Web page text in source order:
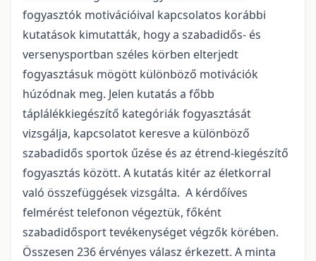
fogyasztók motivációival kapcsolatos korábbi
kutatások kimutatták, hogy a szabadidős- és
versenysportban széles körben elterjedt
fogyasztásuk mögött különböző motivációk
húzódnak meg. Jelen kutatás a főbb
táplálékkiegészítő kategóriák fogyasztását
vizsgálja, kapcsolatot keresve a különböző
szabadidős sportok űzése és az étrend-kiegészítő
fogyasztás között. A kutatás kitér az életkorral
való összefüggések vizsgálta. A kérdőíves
felmérést telefonon végeztük, főként
szabadidősport tevékenységet végzők körében.
Összesen 236 érvényes válasz érkezett. A minta